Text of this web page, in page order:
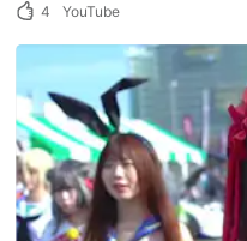
4
YouTube